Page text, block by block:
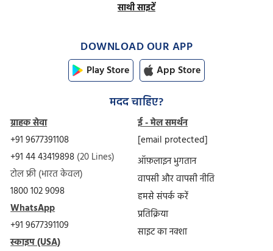
साथी साइटें
DOWNLOAD OUR APP
Play Store App Store
मदद चाहिए?
ग्राहक सेवा
+91 9677391108
+91 44 43419898 (20 Lines)
टोल फ्री (भारत केवल)
1800 102 9098
WhatsApp
+91 9677391109
स्काइप (USA)
ई - मेल समर्थन
[email protected]
ऑफ़लाइन भुगतान
वापसी और वापसी नीति
हमसे संपर्क करें
प्रतिक्रिया
साइट का नक्शा